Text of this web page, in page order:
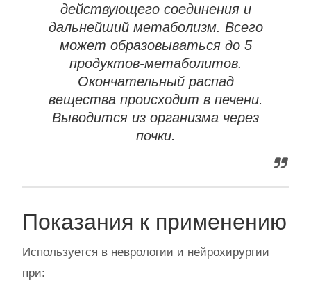
действующего соединения и
дальнейший метаболизм. Всего
может образовываться до 5
продуктов-метаболитов.
Окончательный распад
вещества происходит в печени.
Выводится из организма через
почки.
Показания к применению
Используется в неврологии и нейрохирургии
при: